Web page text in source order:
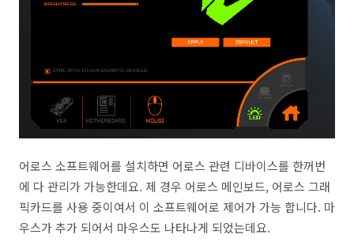
어로스 소프트웨어를 설치하면 어로스 관련 디바이스를 한꺼번
에 다 관리가 가능한데요. 제 경우 어로스 메인보드, 어로스 그래
픽카드를 사용 중이여서 이 소프트웨어로 제어가 가능 합니다. 마
우스가 추가 되어서 마우스도 나타나게 되었는데요.